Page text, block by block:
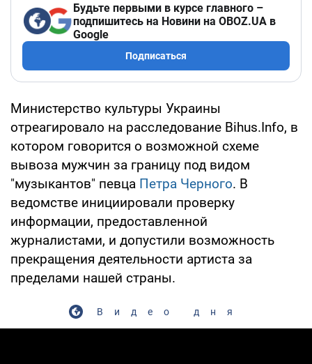
Будьте первыми в курсе главного –
подпишитесь на Новини на OBOZ.UA в
Google
Подписаться
Министерство культуры Украины
отреагировало на расследование Bihus.Info, в
котором говорится о возможной схеме
вывоза мужчин за границу под видом
"музыкантов" певца Петра Черного. В
ведомстве инициировали проверку
информации, предоставленной
журналистами, и допустили возможность
прекращения деятельности артиста за
пределами нашей страны.
Видео дня